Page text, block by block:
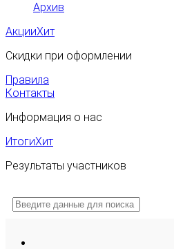
Архив
АкцииХит
Скидки при оформлении
Правила
Контакты
Информация о нас
ИтогиХит
Результаты участников